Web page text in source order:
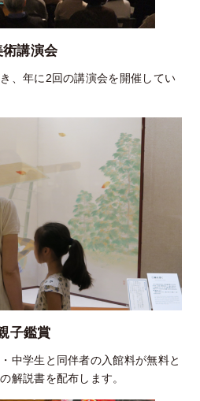
術講演会
、年に2回の講演会を開催してい
子鑑賞
中学生と同伴者の入館料が無料と
解説書を配布します。